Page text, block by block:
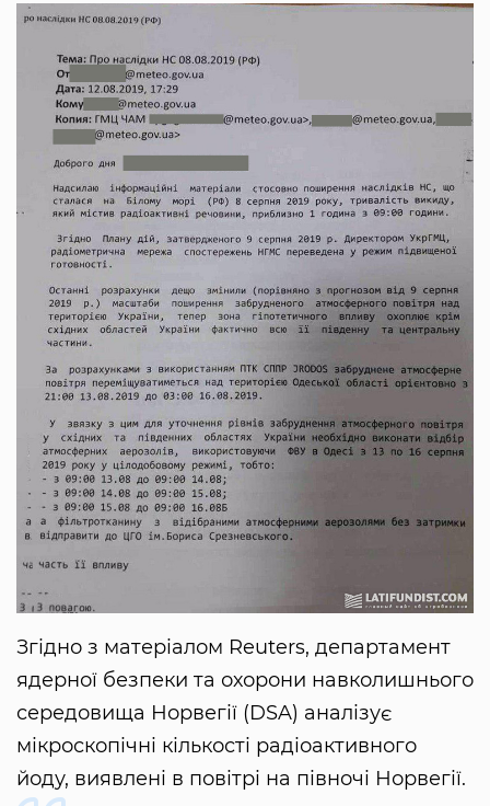
Згідно з матеріалом Reuters, департамент
ядерної безпеки та охорони навколишнього
середовища Норвегії (DSA) аналізує
мікроскопічні кількості радіоактивного
йоду, виявлені в повітрі на півночі Норвегії.